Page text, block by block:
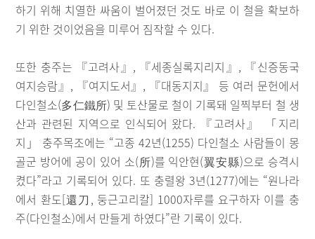
하기 위해 치열한 싸움이 벌어졌던 것도 바로 이 철을 확보하
기 위한 것이었음을 미루어 짐작할 수 있다.
또한 충주는 『고려사』, 『세종실록지리지』, 『신증동국
여지승람』, 『여지도서』, 『대동지지』 등 여러 문헌에서
다인철소(多仁鐵所) 및 토산물로 철이 기록돼 일찍부터 철 생
산과 관련된 지역으로 인식되어 왔다. 『고려사』 「지리
지」 충주목조에는 “고종 42년(1255) 다인철소 사람들이 몽
골군 방어에 공이 있어 소(所)를 익안현(翼安縣)으로 승격시
켰다”라고 기록되어 있다. 또 충렬왕 3년(1277)에는 “원나라
에서 환도[還刀, 둥근고리칼] 1000자루를 요구하자 이를 충
주(다인철소)에서 만들게 하였다”란 기록이 있다.